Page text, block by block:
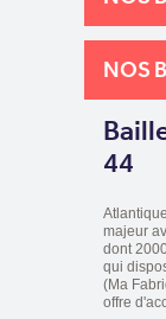
NOS
44
majeur
dont
qui
(Ma
offre